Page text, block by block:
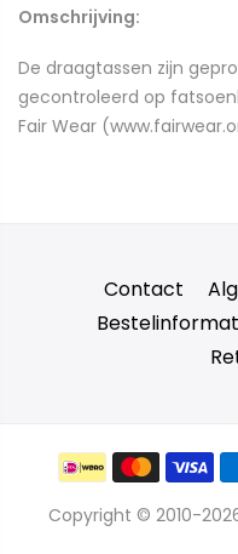
Omschrijving:
De draagtassen zijn
gecontroleerd op
Fair Wear
Contact
Copyright © 2010-